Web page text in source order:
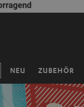
NEU ZUBEHÖR